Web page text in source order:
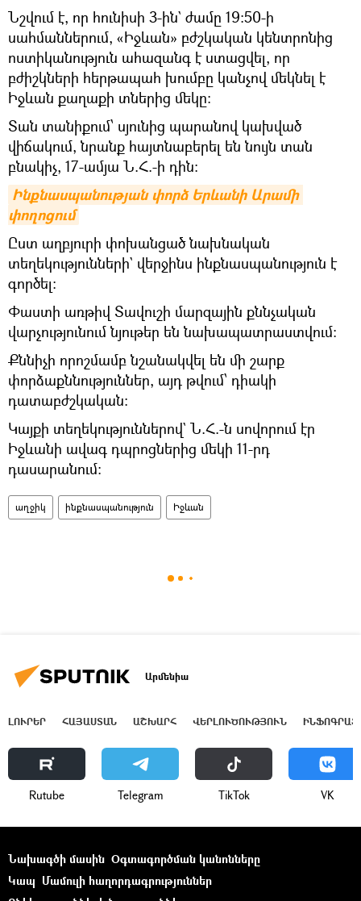
Նշվում է, որ հունիսի 3-ին` ժամը 19:50-ի
սահմաններում, «Իջևան» բժշկական կենտրոնից
ոստիկանություն ահազանգ է ստացվել, որ
բժիշկների հերթապահ խումբը կանչով մեկնել է
Իջևան քաղաքի տներից մեկը։
Տան տանիքում՝ սյունից պարանով կախված
վիճակում, նրանք հայտնաբերել են նույն տան
բնակիչ, 17-ամյա Ն.Հ.-ի դին:
Ինքնասպանության փորձ Երևանի Արամի
փողոցում
Ըստ աղբյուրի փոխանցած նախնական
տեղեկությունների` վերջինս ինքնասպանություն է
գործել:
Փաստի առթիվ Տավուշի մարզային քննչական
վարչությունում նյութեր են նախապատրաստվում:
Քննիչի որոշմամբ նշանակվել են մի շարք
փորձաքննություններ, այդ թվում՝ դիակի
դատաբժշկական:
Կայքի տեղեկություններով` Ն.Հ.-ն սովորում էր
Իջևանի ավագ դպրոցներից մեկի 11-րդ
դասարանում:
աղջիկ ինքնասպանություն Իջևան
Արմենիա
ԼՈՒՐԵՐ ՀԱՅԱՍՏԱՆ ԱՇԽԱՐՀ ՎԵՐԼՈՒԾՈՒԹՅՈՒՆ
Rutube Telegram ТikТоk VK
Նախագծի մասին Օգտագործման կանոնները
Կապ Մամուլի հաղորդագրություններ